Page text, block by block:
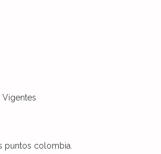
Vigentes
puntos colombia.